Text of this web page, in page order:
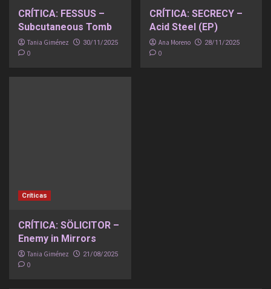
CRÍTICA: FESSUS –
Subcutaneous Tomb
Tania Giménez 30/11/2025
0
CRÍTICA: SECRECY –
Acid Steel (EP)
Ana Moreno 28/11/2025
0
Críticas
CRÍTICA: SÖLICITOR –
Enemy in Mirrors
Tania Giménez 21/08/2025
0